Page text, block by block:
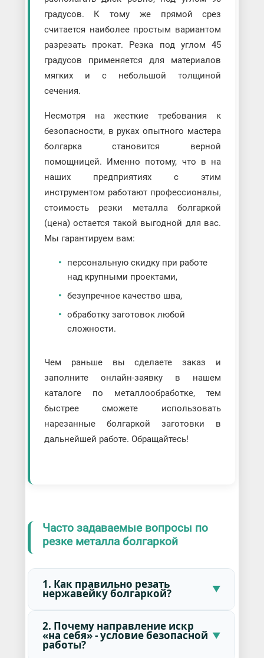
градусов. К тому же прямой срез
считается наиболее простым вариантом
разрезать прокат. Резка под углом 45
градусов применяется для материалов
мягких и с небольшой толщиной
сечения.
Несмотря на жесткие требования к
безопасности, в руках опытного мастера
болгарка становится верной
помощницей. Именно потому, что в на
наших предприятиях с этим
инструментом работают профессионалы,
стоимость резки металла болгаркой
(цена) остается такой выгодной для вас.
Мы гарантируем вам:
персональную скидку при работе
над крупными проектами,
безупречное качество шва,
обработку заготовок любой
сложности.
Чем раньше вы сделаете заказ и
заполните онлайн-заявку в нашем
каталоге по металлообработке, тем
быстрее сможете использовать
нарезанные болгаркой заготовки в
дальнейшей работе. Обращайтесь!
Часто задаваемые вопросы по
резке металла болгаркой
1. Как правильно резать
нержавейку болгаркой?
2. Почему направление искр
«на себя» - условие безопасной
работы?